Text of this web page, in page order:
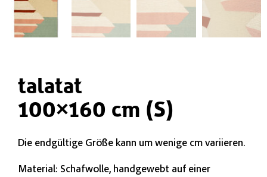
talatat
100×160 cm (S)
Die endgültige Größe kann um wenige cm variieren.
Material: Schafwolle, handgewebt auf einer